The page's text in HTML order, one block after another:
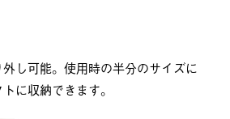
し可能。使用時の半分のサイズに
に収納できます。